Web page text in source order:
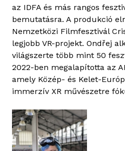
az IDFA és más rangos
bemutatásra. A produkció
Nemzetközi Filmfesztivál
legjobb VR-projekt. Ondřej
világszerte több mint 50
2022-ben megalapította az
amely Közép- és Kelet-
immerzív XR művészetre